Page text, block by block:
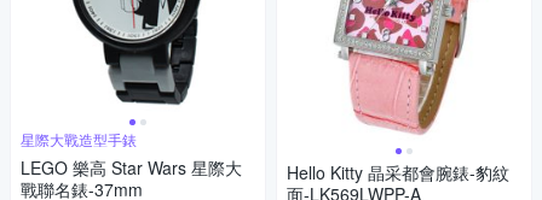
星際大戰造型手錶
LEGO 樂高 Star Wars 星際大
戰聯名錶-37mm
Hello Kitty 晶采都會腕錶-豹紋
面-LK569LWPP-A